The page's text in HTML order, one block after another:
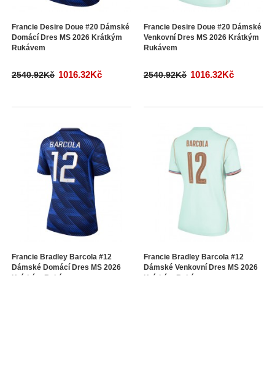
Francie Desire Doue #20 Dámské
Domácí Dres MS 2026 Krátkým
Rukávem
2540.92Kč 1016.32Kč
Francie Desire Doue #20 Dámské
Venkovní Dres MS 2026 Krátkým
Rukávem
2540.92Kč 1016.32Kč
Francie Bradley Barcola #12
Dámské Domácí Dres MS 2026
Krátkým Rukávem
Francie Bradley Barcola #12
Dámské Venkovní Dres MS 2026
Krátkým Rukávem